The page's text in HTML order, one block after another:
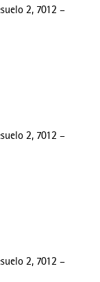
2, 7012 –
2, 7012 –
2, 7012 –